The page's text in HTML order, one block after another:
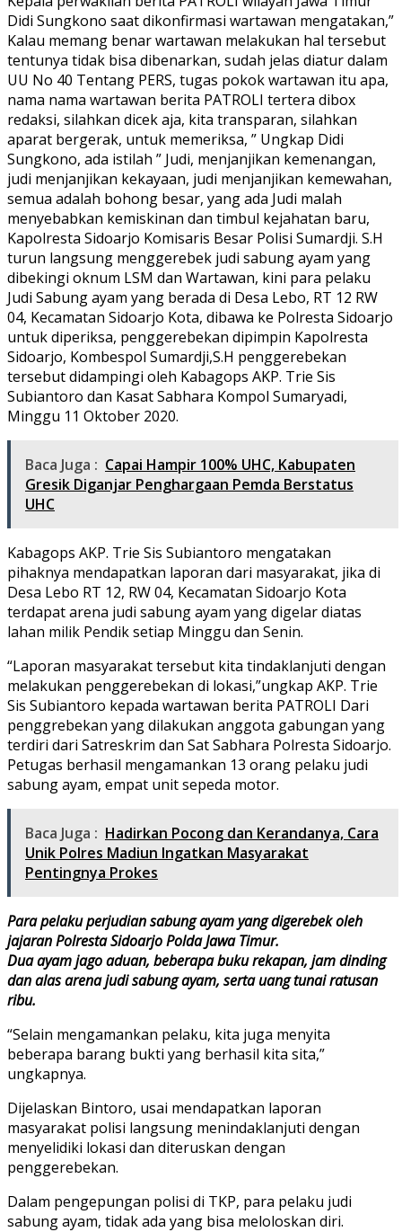
Didi Sungkono saat dikonfirmasi wartawan mengatakan,”
Kalau memang benar wartawan melakukan hal tersebut
tentunya tidak bisa dibenarkan, sudah jelas diatur dalam
UU No 40 Tentang PERS, tugas pokok wartawan itu apa,
nama nama wartawan berita PATROLI tertera dibox
redaksi, silahkan dicek aja, kita transparan, silahkan
aparat bergerak, untuk memeriksa, ” Ungkap Didi
Sungkono, ada istilah ” Judi, menjanjikan kemenangan,
judi menjanjikan kekayaan, judi menjanjikan kemewahan,
semua adalah bohong besar, yang ada Judi malah
menyebabkan kemiskinan dan timbul kejahatan baru,
Kapolresta Sidoarjo Komisaris Besar Polisi Sumardji. S.H
turun langsung menggerebek judi sabung ayam yang
dibekingi oknum LSM dan Wartawan, kini para pelaku
Judi Sabung ayam yang berada di Desa Lebo, RT 12 RW
04, Kecamatan Sidoarjo Kota, dibawa ke Polresta Sidoarjo
untuk diperiksa, penggerebekan dipimpin Kapolresta
Sidoarjo, Kombespol Sumardji,S.H penggerebekan
tersebut didampingi oleh Kabagops AKP. Trie Sis
Subiantoro dan Kasat Sabhara Kompol Sumaryadi,
Minggu 11 Oktober 2020.
Baca Juga : Capai Hampir 100% UHC, Kabupaten
Gresik Diganjar Penghargaan Pemda Berstatus
UHC
Kabagops AKP. Trie Sis Subiantoro mengatakan
pihaknya mendapatkan laporan dari masyarakat, jika di
Desa Lebo RT 12, RW 04, Kecamatan Sidoarjo Kota
terdapat arena judi sabung ayam yang digelar diatas
lahan milik Pendik setiap Minggu dan Senin.
“Laporan masyarakat tersebut kita tindaklanjuti dengan
melakukan penggerebekan di lokasi,”ungkap AKP. Trie
Sis Subiantoro kepada wartawan berita PATROLI Dari
penggrebekan yang dilakukan anggota gabungan yang
terdiri dari Satreskrim dan Sat Sabhara Polresta Sidoarjo.
Petugas berhasil mengamankan 13 orang pelaku judi
sabung ayam, empat unit sepeda motor.
Baca Juga : Hadirkan Pocong dan Kerandanya, Cara
Unik Polres Madiun Ingatkan Masyarakat
Pentingnya Prokes
Para pelaku perjudian sabung ayam yang digerebek oleh
jajaran Polresta Sidoarjo Polda Jawa Timur.
Dua ayam jago aduan, beberapa buku rekapan, jam dinding
dan alas arena judi sabung ayam, serta uang tunai ratusan
ribu.
“Selain mengamankan pelaku, kita juga menyita
beberapa barang bukti yang berhasil kita sita,”
ungkapnya.
Dijelaskan Bintoro, usai mendapatkan laporan
masyarakat polisi langsung menindaklanjuti dengan
menyelidiki lokasi dan diteruskan dengan
penggerebekan.
Dalam pengepungan polisi di TKP, para pelaku judi
sabung ayam, tidak ada yang bisa meloloskan diri.